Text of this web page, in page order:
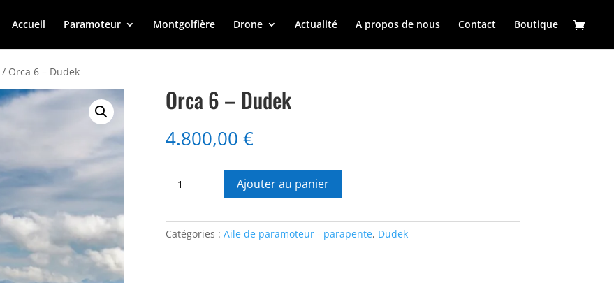
Accueil Paramoteur Montgolfière Drone Actualité A propos de nous Contact Boutique
/ Orca 6 – Dudek
Orca 6 – Dudek
4.800,00 €
6
-
Ajouter au panier
Catégories : Aile de paramoteur - parapente, Dudek